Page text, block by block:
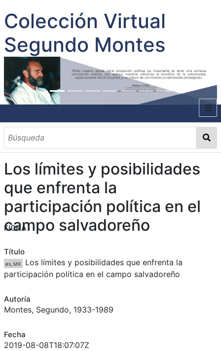
Colección Virtual
Segundo Montes
INICIO
SOBRE EL AUTOR
CONTENIDO
TODOS LOS DOCUMENTOS
CATEGORIAS
OBRAS SOBRE EL AUTOR P. SEGUNDO MONTES
MATERIAS
PALABRAS CLAVES
MULTIMEDIA
GALERÍA
Los límites y posibilidades
que enfrenta la
participación política en el
campo salvadoreño
FICHA
Título
es_MX
Los límites y posibilidades que enfrenta la
participación política en el campo salvadoreño
Autoría
Montes, Segundo, 1933-1989
Fecha
2019-08-08T18:07:07Z